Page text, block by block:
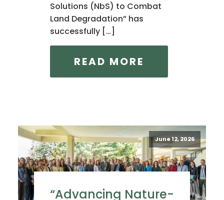
Solutions (NbS) to Combat
Land Degradation” has
successfully […]
READ MORE
June 12, 2026
“Advancing Nature-